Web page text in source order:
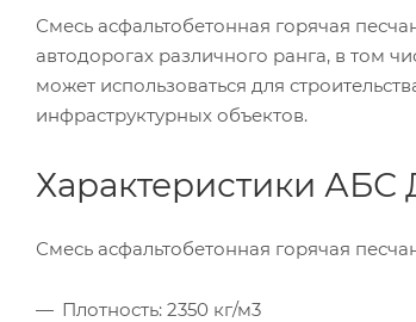
Смесь асфальтобетонная горячая
автодорогах различного ранга, в том
может использоваться для
инфраструктурных объектов.
Характеристики АБС
Смесь асфальтобетонная горячая
Плотность: 2350 кг/м3